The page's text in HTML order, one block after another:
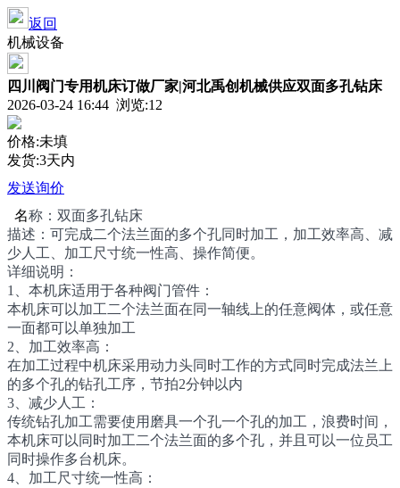
返回
机械设备
四川阀门专用机床订做厂家|河北禹创机械供应双面多孔钻床
2026-03-24 16:44 浏览:12
价格:未填
发货:3天内
发送询价
名称：双面多孔钻床
描述：可完成二个法兰面的多个孔同时加工，加工效率高、减
少人工、加工尺寸统一性高、操作简便。
详细说明：
1、本机床适用于各种阀门管件：
本机床可以加工二个法兰面在同一轴线上的任意阀体，或任意
一面都可以单独加工
2、加工效率高：
在加工过程中机床采用动力头同时工作的方式同时完成法兰上
的多个孔的钻孔工序，节拍2分钟以内
3、减少人工：
传统钻孔加工需要使用磨具一个孔一个孔的加工，浪费时间，
本机床可以同时加工二个法兰面的多个孔，并且可以一位员工
同时操作多台机床。
4、加工尺寸统一性高：